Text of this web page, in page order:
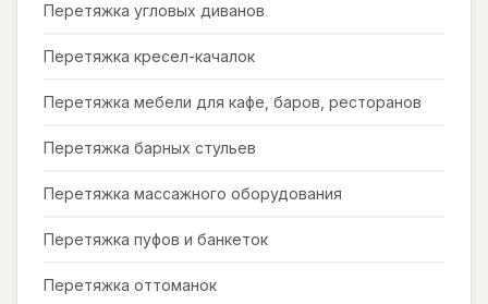
Перетяжка угловых диванов
Перетяжка кресел-качалок
Перетяжка мебели для кафе, баров, ресторанов
Перетяжка барных стульев
Перетяжка массажного оборудования
Перетяжка пуфов и банкеток
Перетяжка оттоманок